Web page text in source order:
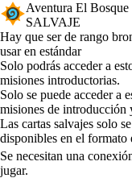
Aventura El
SALVAJE
Product Notification
Hay que ser de rango
usar en estándar
Available actions
Solo podrás acceder a
misiones introductorias.
Solo se puede acceder a
misiones de introducción
Las cartas salvajes solo
disponibles en el formato
Se necesitan una
jugar.